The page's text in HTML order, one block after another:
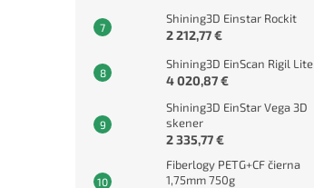
Shining3D Einstar Rockit
2 212,77 €
Shining3D EinScan Rigil Lite
4 020,87 €
Shining3D EinStar Vega 3D
skener
2 335,77 €
Fiberlogy PETG+CF čierna
1,75mm 750g